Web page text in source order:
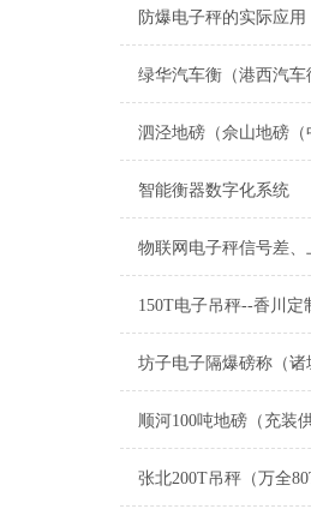
防爆电子秤的实际应用
智能衡器数字化系统